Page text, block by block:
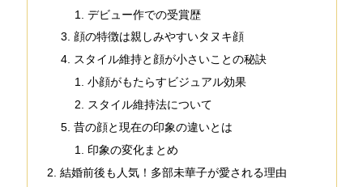
デビュー作での受賞歴
顔の特徴は親しみやすいタヌキ顔
スタイル維持と顔が小さいことの秘訣
小顔がもたらすビジュアル効果
スタイル維持法について
昔の顔と現在の印象の違いとは
印象の変化まとめ
結婚前後も人気！多部未華子が愛される理由